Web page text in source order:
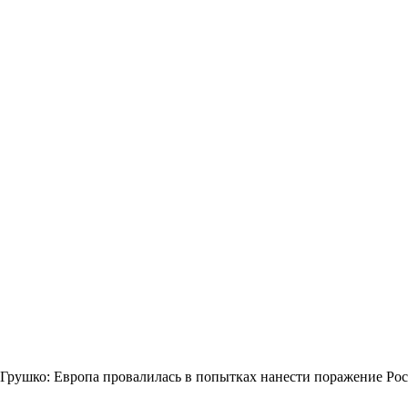
Грушко: Европа провалилась в попытках нанести поражение